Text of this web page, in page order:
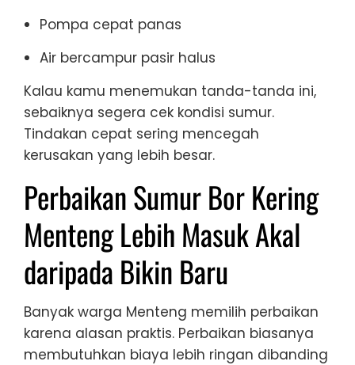
Pompa cepat panas
Air bercampur pasir halus
Kalau kamu menemukan tanda-tanda ini,
sebaiknya segera cek kondisi sumur.
Tindakan cepat sering mencegah
kerusakan yang lebih besar.
Perbaikan Sumur Bor Kering
Menteng Lebih Masuk Akal
daripada Bikin Baru
Banyak warga Menteng memilih perbaikan
karena alasan praktis. Perbaikan biasanya
membutuhkan biaya lebih ringan dibanding